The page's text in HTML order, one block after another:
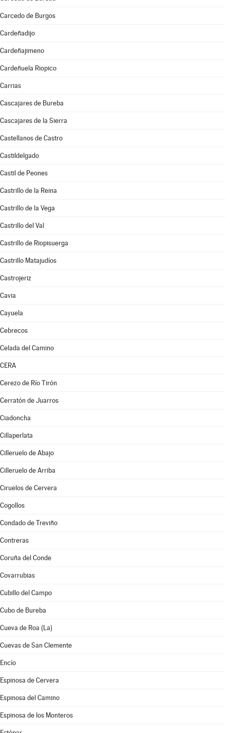
Carcedo de Burgos
Cardeñadijo
Cardeñajimeno
Cardeñuela Riopico
Carrias
Cascajares de Bureba
Cascajares de la Sierra
Castellanos de Castro
Castildelgado
Castil de Peones
Castrillo de la Reina
Castrillo de la Vega
Castrillo del Val
Castrillo de Riopisuerga
Castrillo Matajudíos
Castrojeriz
Cavia
Cayuela
Cebrecos
Celada del Camino
CERA
Cerezo de Río Tirón
Cerratón de Juarros
Ciadoncha
Cillaperlata
Cilleruelo de Abajo
Cilleruelo de Arriba
Ciruelos de Cervera
Cogollos
Condado de Treviño
Contreras
Coruña del Conde
Covarrubias
Cubillo del Campo
Cubo de Bureba
Cueva de Roa (La)
Cuevas de San Clemente
Encío
Espinosa de Cervera
Espinosa del Camino
Espinosa de los Monteros